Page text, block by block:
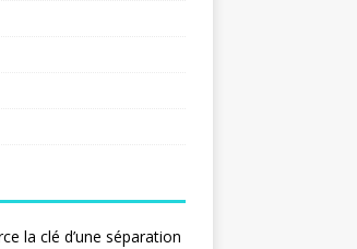
la clé d’une séparation